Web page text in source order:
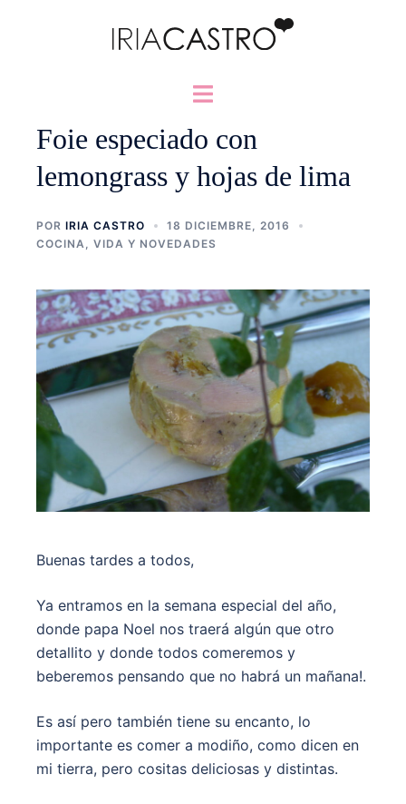
Alternar
Foie especiado con
lemongrass y hojas de lima
POR IRIA CASTRO
18 DICIEMBRE, 2016
COCINA
VIDA Y NOVEDADES
Buenas tardes a todos,
Ya entramos en la semana especial del año,
donde papa Noel nos traerá algún que otro
detallito y donde todos comeremos y
beberemos pensando que no habrá un mañana!.
Es así pero también tiene su encanto, lo
importante es comer a modiño, como dicen en
mi tierra, pero cositas deliciosas y distintas.